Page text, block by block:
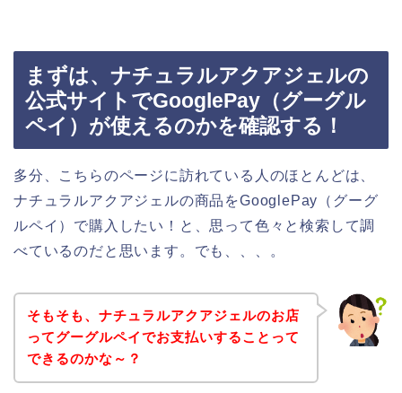
まずは、ナチュラルアクアジェルの
公式サイトでGooglePay（グーグル
ペイ）が使えるのかを確認する！
多分、こちらのページに訪れている人のほとんどは、
ナチュラルアクアジェルの商品をGooglePay（グーグ
ルペイ）で購入したい！と、思って色々と検索して調
べているのだと思います。でも、、、。
そもそも、ナチュラルアクアジェルのお店
ってグーグルペイでお支払いすることって
できるのかな～？